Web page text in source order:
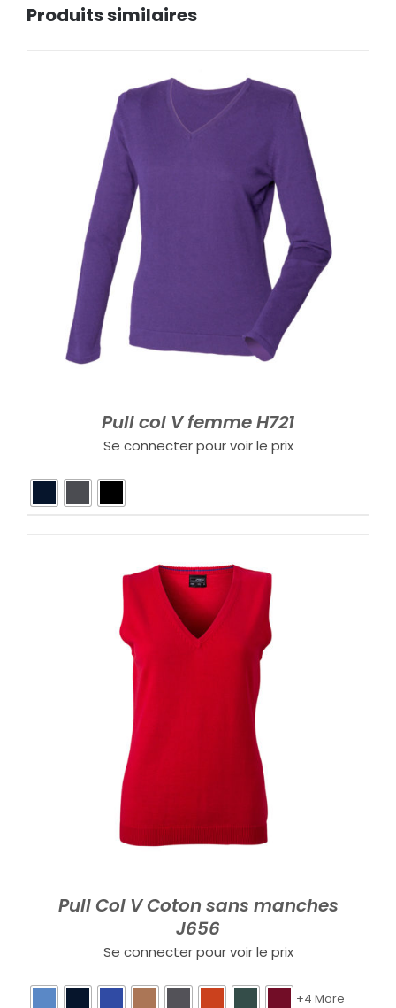
Produits similaires
Pull col V femme H721
Se connecter pour voir le prix
Pull Col V Coton sans manches
J656
Se connecter pour voir le prix
+4 More